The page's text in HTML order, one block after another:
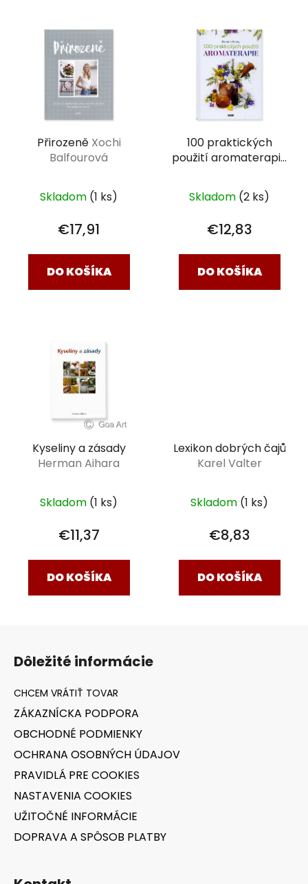
Přirozeně Xochi
Balfourová
Skladom (1 ks)
€17,91
DO KOŠÍKA
100 praktických
použití aromaterapie
Skladom (2 ks)
€12,83
DO KOŠÍKA
Kyseliny a zásady
Herman Aihara
Skladom (1 ks)
€11,37
DO KOŠÍKA
Lexikon dobrých čajů
Karel Valter
Skladom (1 ks)
€8,83
DO KOŠÍKA
Dôležité informácie
ZÁKAZNÍCKA PODPORA
OBCHODNÉ PODMIENKY
OCHRANA OSOBNÝCH ÚDAJOV
PRAVIDLÁ PRE COOKIES
NASTAVENIA COOKIES
UŽITOČNÉ INFORMÁCIE
DOPRAVA A SPÔSOB PLATBY